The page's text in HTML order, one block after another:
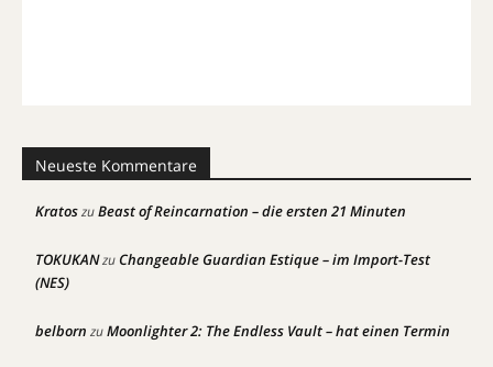
Neueste Kommentare
KratoszuBeast of Reincarnation – die ersten 21 Minuten
TOKUKANzuChangeable Guardian Estique – im Import-Test
(NES)
belborn zuMoonlighter 2: The Endless Vault – hat einen Termin